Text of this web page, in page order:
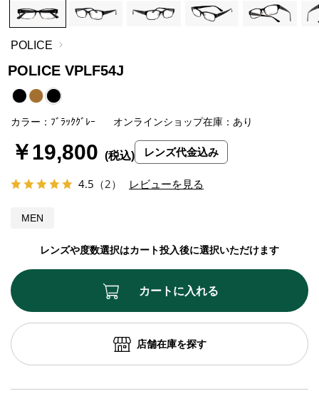
POLICE
POLICE VPLF54J
4.5 （2） レビューを見る
MEN
カラー：ﾌﾞﾗｯｸｸﾞﾚｰ オンラインショップ在庫：あり
レンズや度数選択はカート投入後に選択いただけます
￥19,800 レンズ代金込み
カートに入れる
店舗在庫を探す